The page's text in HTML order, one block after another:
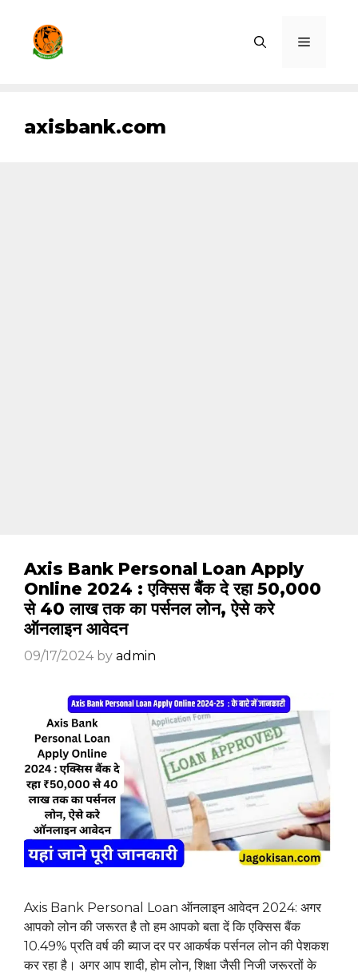
content
Menu
axisbank.com
Axis Bank Personal Loan Apply
Online 2024 : एक्सिस बैंक दे रहा ₹50,000
से 40 लाख तक का पर्सनल लोन, ऐसे करे
ऑनलाइन आवेदन
09/17/2024 by admin
Axis Bank Personal Loan ऑनलाइन आवेदन 2024: अगर
आपको लोन की जरूरत है तो हम आपको बता दें कि एक्सिस बैंक
10.49% प्रति वर्ष की ब्याज दर पर आकर्षक पर्सनल लोन की पेशकश
कर रहा है। अगर आप शादी, होम लोन, शिक्षा जैसी निजी जरूरतों के